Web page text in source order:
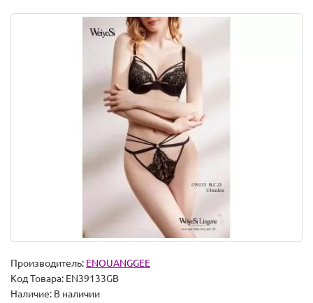
Производитель: ENOUANGGEE
Код Товара: EN39133GB
Наличие: В наличии